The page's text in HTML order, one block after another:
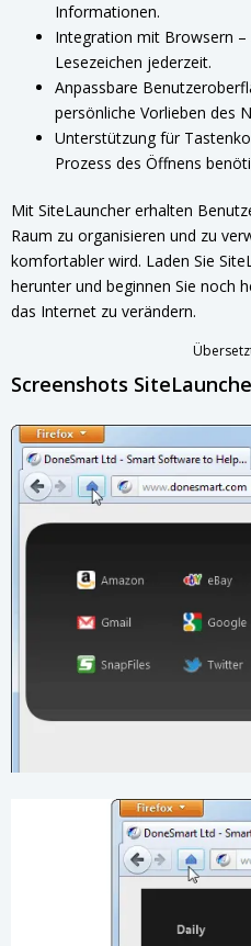
Informationen.
Integration mit Browsern
Lesezeichen jederzeit.
Anpassbare
persönliche Vorlieben des
Unterstützung für
Prozess des Öffnens
Mit SiteLauncher erhalten
Raum zu organisieren und zu
komfortabler wird. Laden Sie
herunter und beginnen Sie noch
das Internet zu verändern.
Screenshots